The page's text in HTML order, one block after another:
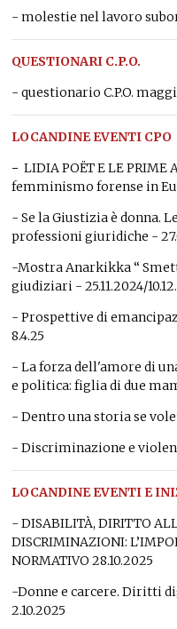
- molestie nel lavoro
QUESTIONARI C.P.O.
- questionario C.P.O.
LOCANDINE EVENTI CPO
- LIDIA POËT E LE
femminismo forense in
- Se la Giustizia è donna.
professioni giuridiche -
-Mostra Anarkikka “
giudiziari - 25.11.2024/
- Prospettive di
8.4.25
- La forza dell'amore di
e politica: figlia di due
- Dentro una storia se
- Discriminazione e
LOCANDINE EVENTI E
- DISABILITÀ, DIRITTO
DISCRIMINAZIONI:
NORMATIVO 28.10.2025
-Donne e carcere. Diritti
2.10.2025